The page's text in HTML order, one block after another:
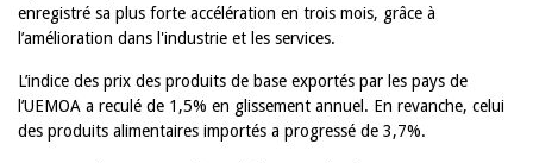
enregistré sa plus forte accélération en trois mois, grâce à
l’amélioration dans l'industrie et les services.
L’indice des prix des produits de base exportés par les pays de
l’UEMOA a reculé de 1,5% en glissement annuel. En revanche, celui
des produits alimentaires importés a progressé de 3,7%.